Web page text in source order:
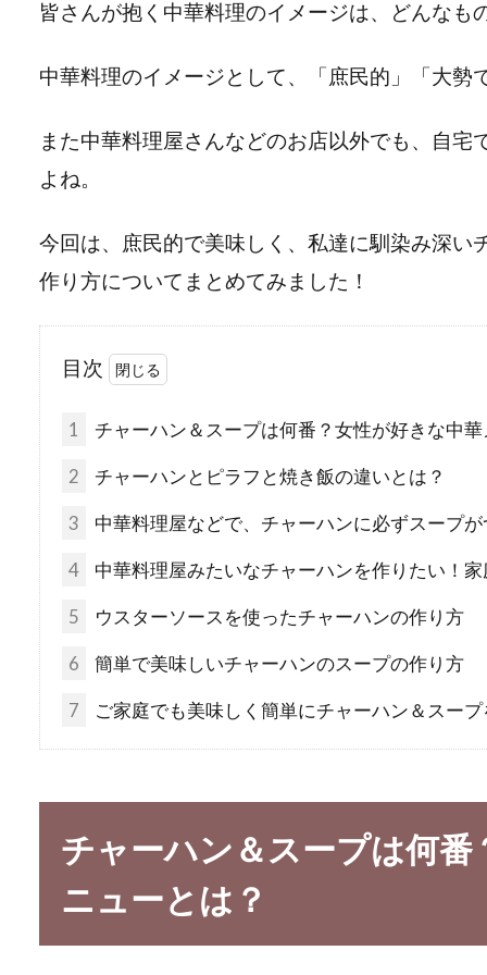
皆さんが抱く中華料理のイメージは、どんなも
中華料理のイメージとして、「庶民的」「大勢
また中華料理屋さんなどのお店以外でも、自
よね。
今回は、庶民的で美味しく、私達に馴染み深い
作り方についてまとめてみました！
目次
1 チャーハン＆スープは何番？女性が好きな中
2 チャーハンとピラフと焼き飯の違いとは？
3 中華料理屋などで、チャーハンに必ずスープ
4 中華料理屋みたいなチャーハンを作りたい！
5 ウスターソースを使ったチャーハンの作り方
6 簡単で美味しいチャーハンのスープの作り方
7 ご家庭でも美味しく簡単にチャーハン＆スー
チャーハン＆スープは何
ニューとは？